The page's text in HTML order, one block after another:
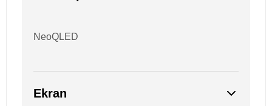
NeoQLED
Ekran